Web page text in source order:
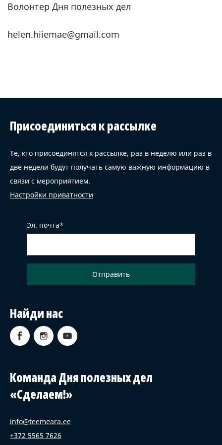
Волонтер Дня полезных дел
helen.hiiemae@gmail.com
Присоединиться к рассылке
Те, кто присоединятся к рассылке, раз в неделю или раз в
две недели будут получать самую важную информацию в
связи с мероприятием.
Настройки приватности
Эл. почта
Найди нас
Команда Дня полезных дел
«Сделаем!»
info@teemeara.ee
+372 5565 7626